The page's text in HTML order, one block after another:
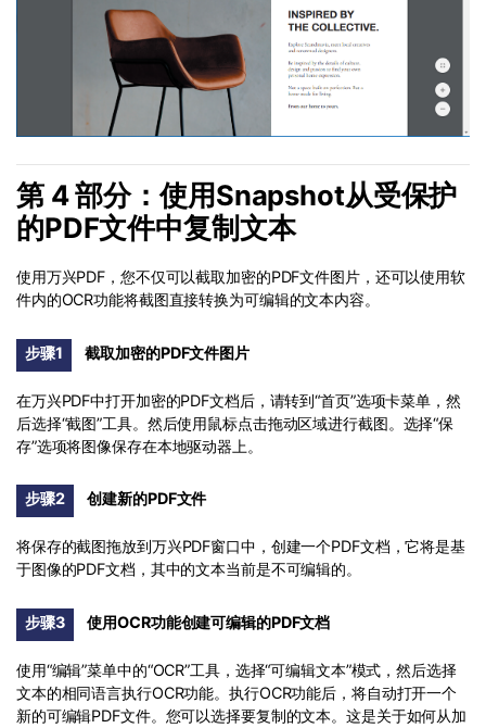
第 4 部分：使用Snapshot从受保护
的PDF文件中复制文本
使用万兴PDF，您不仅可以截取加密的PDF文件图片，还可以使用软
件内的OCR功能将截图直接转换为可编辑的文本内容。
步骤1 截取加密的PDF文件图片
在万兴PDF中打开加密的PDF文档后，请转到“首页”选项卡菜单，然
后选择“截图”工具。然后使用鼠标点击拖动区域进行截图。选择“保
存”选项将图像保存在本地驱动器上。
步骤2 创建新的PDF文件
将保存的截图拖放到万兴PDF窗口中，创建一个PDF文档，它将是基
于图像的PDF文档，其中的文本当前是不可编辑的。
步骤3 使用OCR功能创建可编辑的PDF文档
使用“编辑”菜单中的“OCR”工具，选择“可编辑文本”模式，然后选择
文本的相同语言执行OCR功能。执行OCR功能后，将自动打开一个
新的可编辑PDF文件。您可以选择要复制的文本。这是关于如何从加